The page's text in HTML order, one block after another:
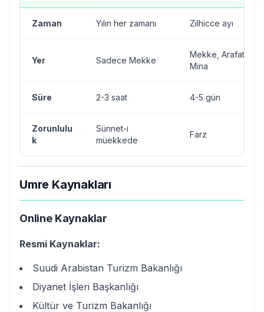
Zaman Yılın her zamanı Zilhicce ayı
Yer Sadece Mekke
Mekke, Arafat,
Mina
Süre 2-3 saat 4-5 gün
Zorunlulu
k
Sünnet-i
müekkede
Farz
Umre Kaynakları
Online Kaynaklar
Resmi Kaynaklar:
Suudi Arabistan Turizm Bakanlığı
Diyanet İşleri Başkanlığı
Kültür ve Turizm Bakanlığı